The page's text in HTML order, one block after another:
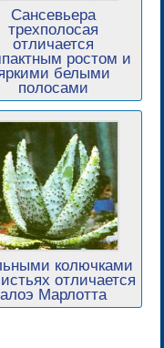
Сансевьера
трехполосая
отличается
ростом и
белыми
полосами
колючками
отличается
алоэ Марлотта